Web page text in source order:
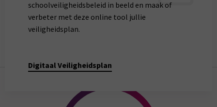
schoolveiligheidsbeleid in beeld en maak of
verbeter met deze online tool jullie
veiligheidsplan.
Digitaal Veiligheidsplan